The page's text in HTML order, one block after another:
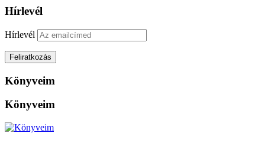
Hírlevél
Hírlevél
Könyveim
Könyveim